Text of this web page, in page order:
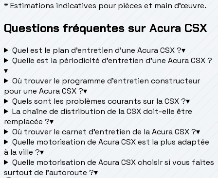
* Estimations indicatives pour pièces et main d'œuvre.
Questions fréquentes sur Acura CSX
Quel est le plan d’entretien d’une Acura CSX ?▾
Quelle est la périodicité d’entretien d’une Acura CSX ?
▾
Où trouver le programme d’entretien constructeur
pour une Acura CSX ?▾
Quels sont les problèmes courants sur la CSX ?▾
La chaîne de distribution de la CSX doit-elle être
remplacée ?▾
Où trouver le carnet d'entretien de la Acura CSX ?▾
Quelle motorisation de Acura CSX est la plus adaptée
à la ville ?▾
Quelle motorisation de Acura CSX choisir si vous faites
surtout de l'autoroute ?▾